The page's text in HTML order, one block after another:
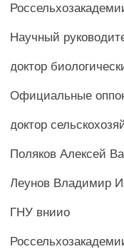
Научный
доктор
Официальные
доктор
Поляков Алексей
Леунов Владимир
ГНУ вниио